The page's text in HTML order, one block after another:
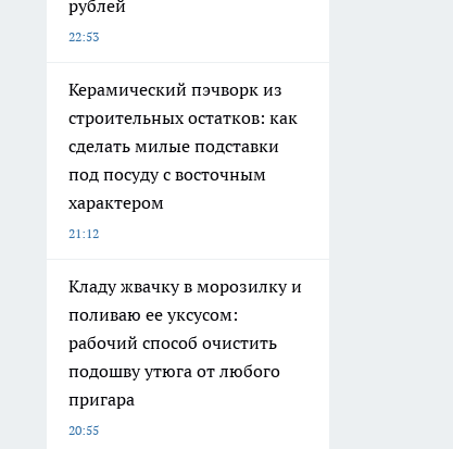
рублей
22:53
Керамический пэчворк из
строительных остатков: как
сделать милые подставки
под посуду с восточным
характером
21:12
Кладу жвачку в морозилку и
поливаю ее уксусом:
рабочий способ очистить
подошву утюга от любого
пригара
20:55